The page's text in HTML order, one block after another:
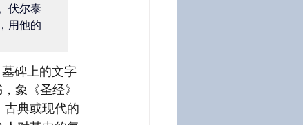
伏尔泰
用他的
碑上的文字
象《圣经》
古典或现代的